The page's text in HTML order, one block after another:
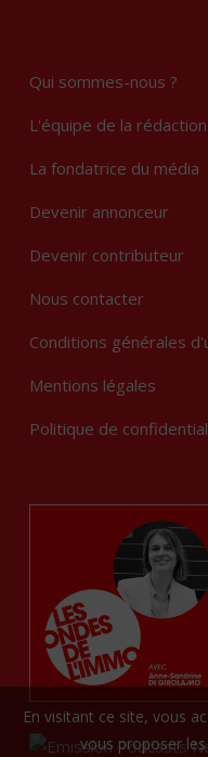
Qui sommes-nous ?
L'équipe de la rédaction
La fondatrice du média
Devenir annonceur
Devenir contributeur
Nous contacter
Conditions générales
Mentions légales
Politique de
En visitant ce site, vous
vous proposer